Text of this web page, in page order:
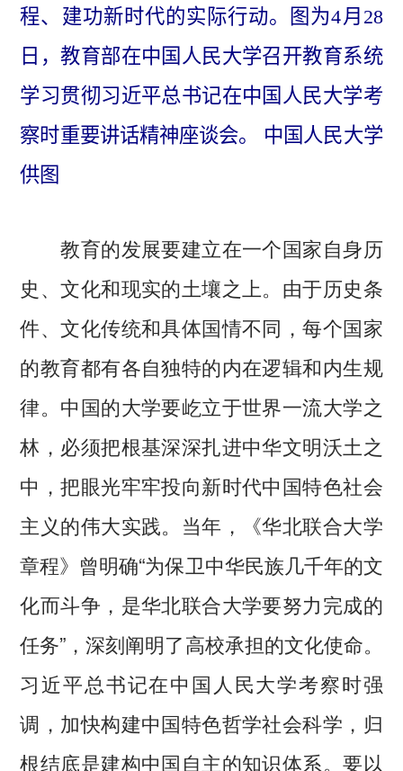
程、建功新时代的实际行动。图为4月28
日，教育部在中国人民大学召开教育系统
学习贯彻习近平总书记在中国人民大学考
察时重要讲话精神座谈会。 中国人民大学
供图
教育的发展要建立在一个国家自身历
史、文化和现实的土壤之上。由于历史条
件、文化传统和具体国情不同，每个国家
的教育都有各自独特的内在逻辑和内生规
律。中国的大学要屹立于世界一流大学之
林，必须把根基深深扎进中华文明沃土之
中，把眼光牢牢投向新时代中国特色社会
主义的伟大实践。当年，《华北联合大学
章程》曾明确“为保卫中华民族几千年的文
化而斗争，是华北联合大学要努力完成的
任务”，深刻阐明了高校承担的文化使命。
习近平总书记在中国人民大学考察时强
调，加快构建中国特色哲学社会科学，归
根结底是建构中国自主的知识体系。要以